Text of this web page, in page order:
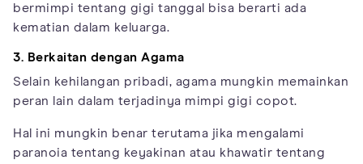
bermimpi tentang gigi tanggal bisa berarti ada
kematian dalam keluarga.
3. Berkaitan dengan Agama
Selain kehilangan pribadi, agama mungkin memainkan
peran lain dalam terjadinya mimpi gigi copot.
Hal ini mungkin benar terutama jika mengalami
paranoia tentang keyakinan atau khawatir tentang